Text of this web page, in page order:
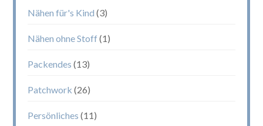
Nähen für's Kind (3)
Nähen ohne Stoff (1)
Packendes (13)
Patchwork (26)
Persönliches (11)